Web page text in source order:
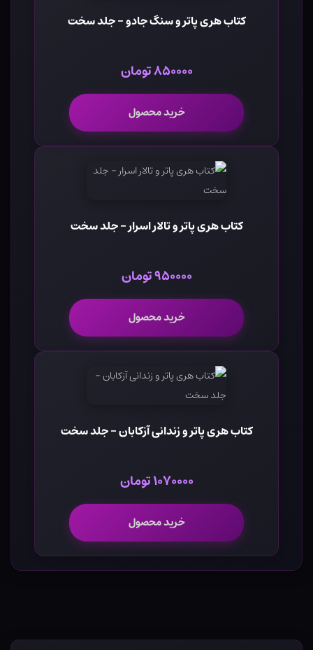
کتاب هری پاتر و سنگ جادو - جلد سخت
۸۵۰۰۰۰ تومان
خرید محصول
کتاب هری پاتر و تالار اسرار - جلد سخت
۹۵۰۰۰۰ تومان
خرید محصول
کتاب هری پاتر و زندانی آزکابان - جلد سخت
۱۰۷۰۰۰۰ تومان
خرید محصول